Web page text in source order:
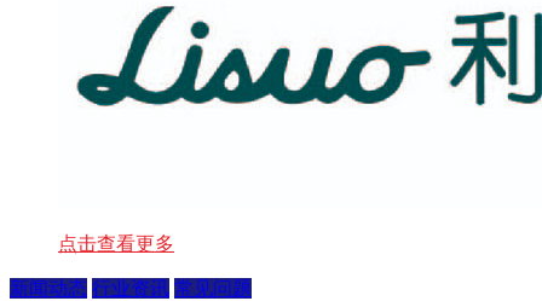
点击查看更多
新闻动态 行业资讯 常见问题